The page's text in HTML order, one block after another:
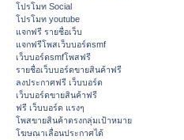
โปรโมท Social
โปรโมท youtube
แจกฟรี รายชื่อเว็บ
แจกฟรีโพสเว็บบอร์ดsmf
เว็บบอร์ดsmfโพสฟรี
รายชื่อเว็บบอร์ดขายสินค้าฟรี
ลงประกาศฟรี เว็บบอร์ด
เว็บบอร์ดขายสินค้าฟรี
ฟรี เว็บบอร์ด แรงๆ
โพสขายสินค้าตรงกลุ่มเป้าหมาย
โฆษณาเลื่อนประกาศได้